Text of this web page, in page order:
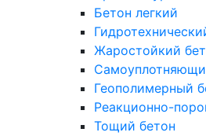
Бетон легкий
Жаростойкий
Геополимерный
Реакционно-
Тощий бетон